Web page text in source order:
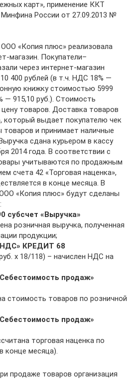
карт», применение ККТ
России от 27.09.2013 №
«Копия плюс» реализовала
магазин. Покупатели–
через интернет-магазин
400 рублей (в т.ч. НДС 18% —
книжку стоимостью 5999
— 915,10 руб.). Стоимость
товаров. Доставка товаров
который выдает покупателю чек
и принимает наличные
сдана курьером в кассу
2014 года. В соответствии с
учитываются по продажным
счета 42 «Торговая наценка»,
в конце месяца. В
«Копия плюс» будут сделаны
субсчет «Выручка»
розничная выручка, полученная
продукции;
КРЕДИТ 68
x 18/118) – начислен НДС на
продаж»
стоимость товаров по розничной
продаж»
торговая наценка по
конце месяца).
продаже товаров организация